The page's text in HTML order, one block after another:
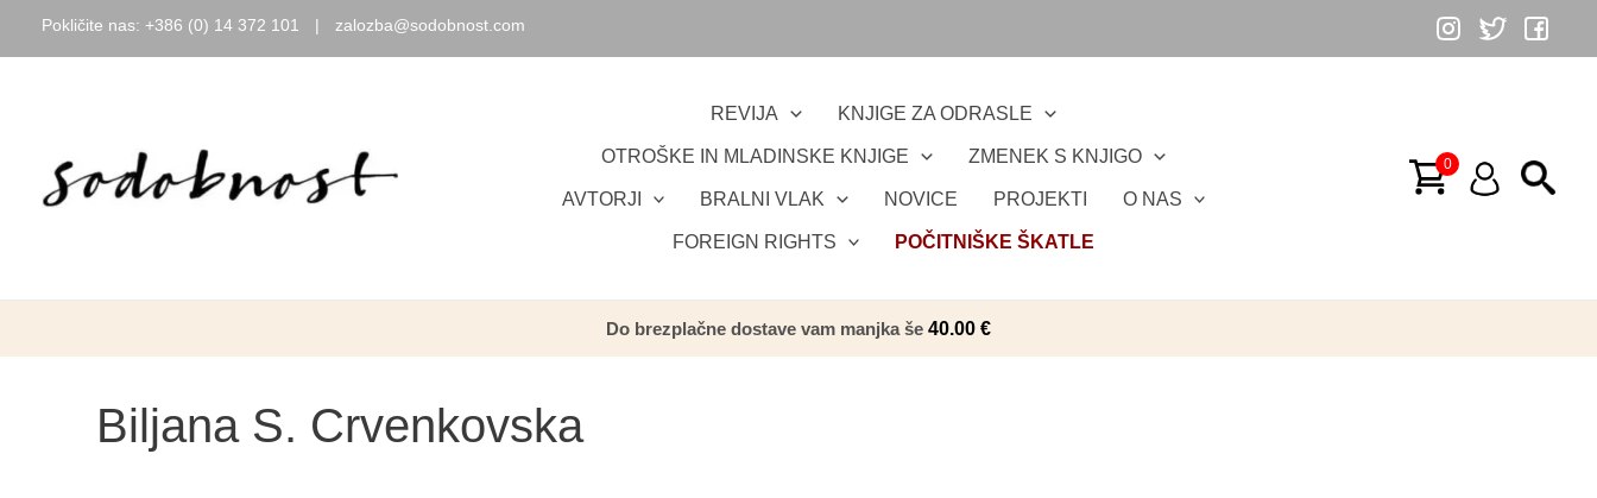
Pokličite nas: +386 (0) 14 372 101 | zalozba@sodobnost.com
REVIJA KNJIGE ZA ODRASLE
OTROŠKE IN MLADINSKE KNJIGE ZMENEK S KNJIGO
AVTORJI BRALNI VLAK NOVICE PROJEKTI O NAS
FOREIGN RIGHTS POČITNIŠKE ŠKATLE
Do brezplačne dostave vam manjka še 40.00 €
Biljana S. Crvenkovska